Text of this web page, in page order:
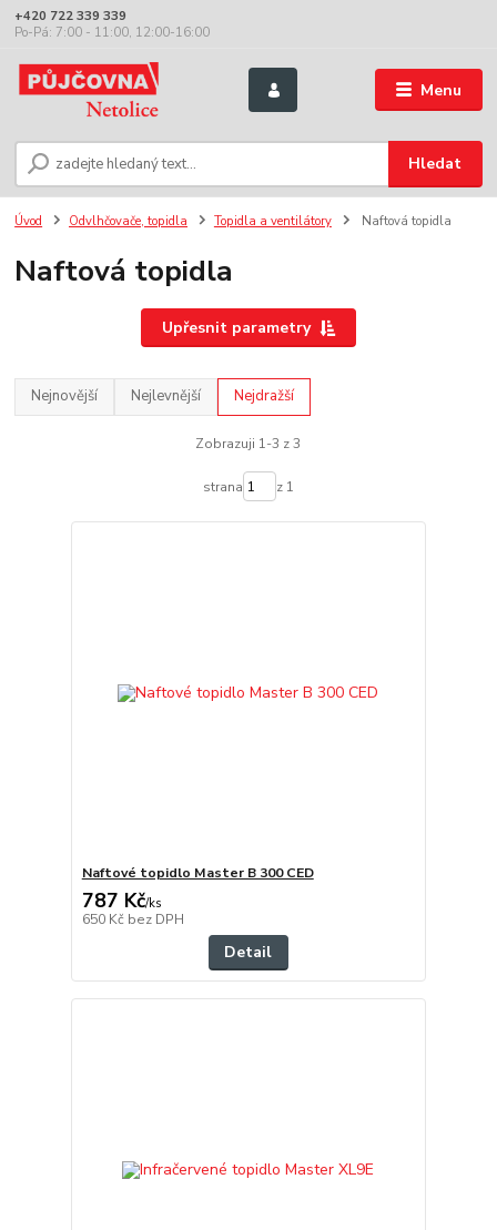
Menu
Hledat
+420 722 339 339
Po-Pá: 7:00 - 11:00, 12:00-16:00
Úvod Odvlhčovače, topidla Topidla a ventilátory Naftová topidla
Naftová topidla
Upřesnit parametry
Nejnovější Nejlevnější Nejdražší
Zobrazuji 1-3 z 3
strana z 1
Naftové topidlo Master B 300 CED
787 Kč/ks
650 Kč bez DPH
Detail